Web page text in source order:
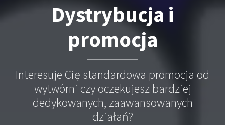
Dystrybucja i
promocja
Interesuje Cię standardowa promocja od
wytwórni czy oczekujesz bardziej
dedykowanych, zaawansowanych
działań?